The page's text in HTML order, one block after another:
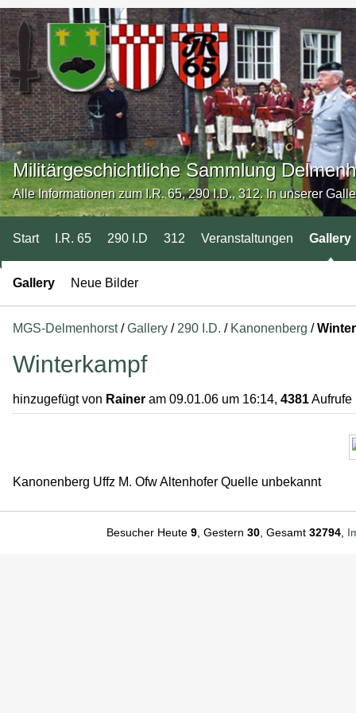
Militärgeschichtliche Sammlung
Alle Informationen zum I.R. 65, 290 I.D., 312. In unserer
Start I.R. 65 290 I.D 312 Veranstaltungen Gallery
Gallery Neue Bilder
MGS-Delmenhorst/Gallery / 290 I.D. / Kanonenberg /
Winterkampf
hinzugefügt von Rainer am 09.01.06 um 16:14, 4381Aufrufe
Kanonenberg Uffz M. Ofw Altenhofer Quelle unbekannt
Besucher Heute 9, Gestern 30, Gesamt 32794,